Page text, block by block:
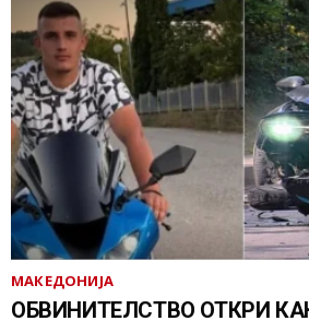
МАКЕДОНИЈА
ОБВИНИТЕЛСТВО ОТКРИ